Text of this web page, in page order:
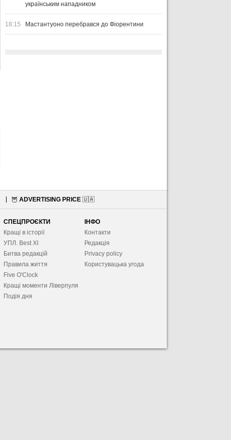
українським нападником
18:15 Мастантуоно перебрався до Фіорентини
🦉 ADVERTISING PRICE 🇺🇦
СПЕЦПРОЄКТИ
Кращі в історії
УПЛ. Best XІ
Битва редакцій
Правила життя
Five O'Clock
Кращі моменти Ліверпуля
Подія дня
ІНФО
Контакти
Редакція
Privacy policy
Користувацька угода